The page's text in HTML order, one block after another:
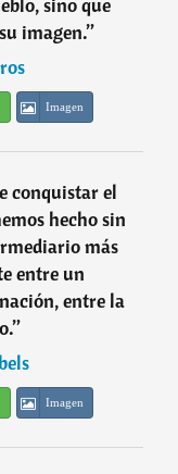
imagen.”
Imagen
conquistar el
hecho sin
más
entre un
entre la
”
Imagen